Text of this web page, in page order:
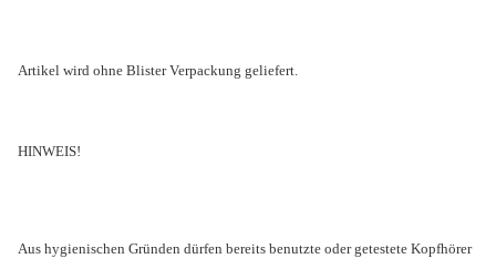
Artikel wird ohne Blister Verpackung geliefert.
HINWEIS!
Aus hygienischen Gründen dürfen bereits benutzte oder getestete Kopfhörer